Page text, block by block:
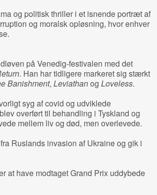
og politisk thriller i et isnende portræt af
og moralsk opløsning, hvor enhver
på Venedig-festivalen med det
. Han har tidligere markeret sig stærkt
Banishment, Leviathanog Loveless.
syg af covid og udviklede
overført til behandling i Tyskland og
mellem liv og død, men overlevede.
Ruslands invasion af Ukraine og gik i
at have modtaget Grand Prix uddybede